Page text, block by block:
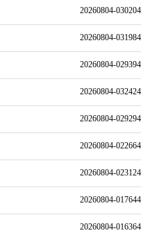
20260804-
20260804-
20260804-
20260804-
20260804-
20260804-
20260804-
20260804-
20260804-